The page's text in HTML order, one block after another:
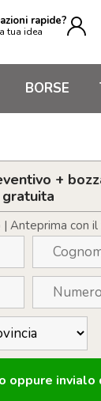
rapide?
tua idea
BORSE
+
gratuita
| Anteprima con
oppure invialo